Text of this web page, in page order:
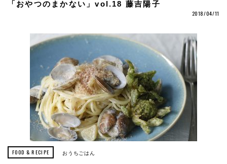
「おやつのまかない」vol.18 藤吉陽子
2018/04/11
FOOD & RECIPE おうちごはん